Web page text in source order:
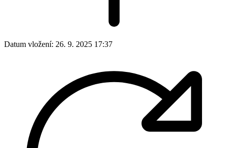
Datum vložení: 26. 9. 2025 17:37